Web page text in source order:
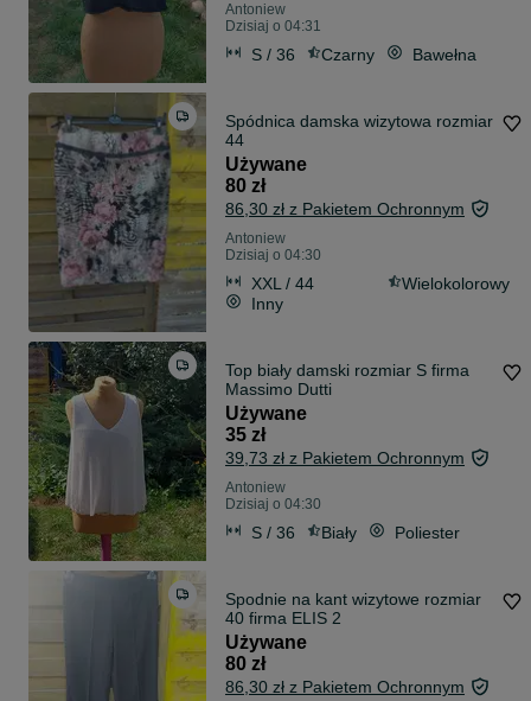
Antoniew
Dzisiaj o 04:31
S / 36 Czarny Bawełna
Spódnica damska wizytowa rozmiar
44
Używane
80 zł
86,30 zł z Pakietem Ochronnym
Antoniew
Dzisiaj o 04:30
XXL / 44
Wielokolorowy
Inny
Top biały damski rozmiar S firma
Massimo Dutti
Używane
35 zł
39,73 zł z Pakietem Ochronnym
Antoniew
Dzisiaj o 04:30
S / 36 Biały Poliester
Spodnie na kant wizytowe rozmiar
40 firma ELIS 2
Używane
80 zł
86,30 zł z Pakietem Ochronnym